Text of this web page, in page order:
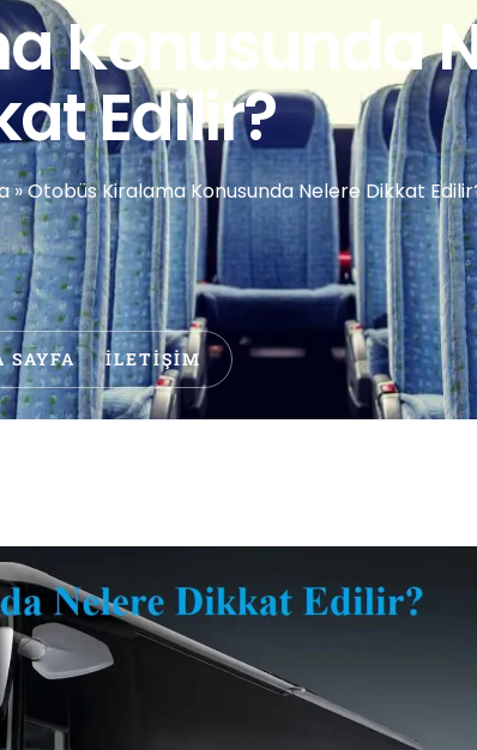
Konusunda
Edilir?
»Otobüs Kiralama Konusunda Nelere Dikkat
SAYFA İLETIŞIM